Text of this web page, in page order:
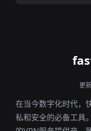
更
在当今数字化时代，
私和安全的必备工具